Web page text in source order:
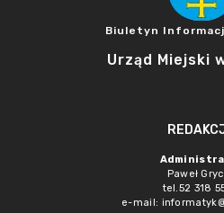
Biuletyn
Urząd Miejski
Paweł
tel.52 318
e-mail: